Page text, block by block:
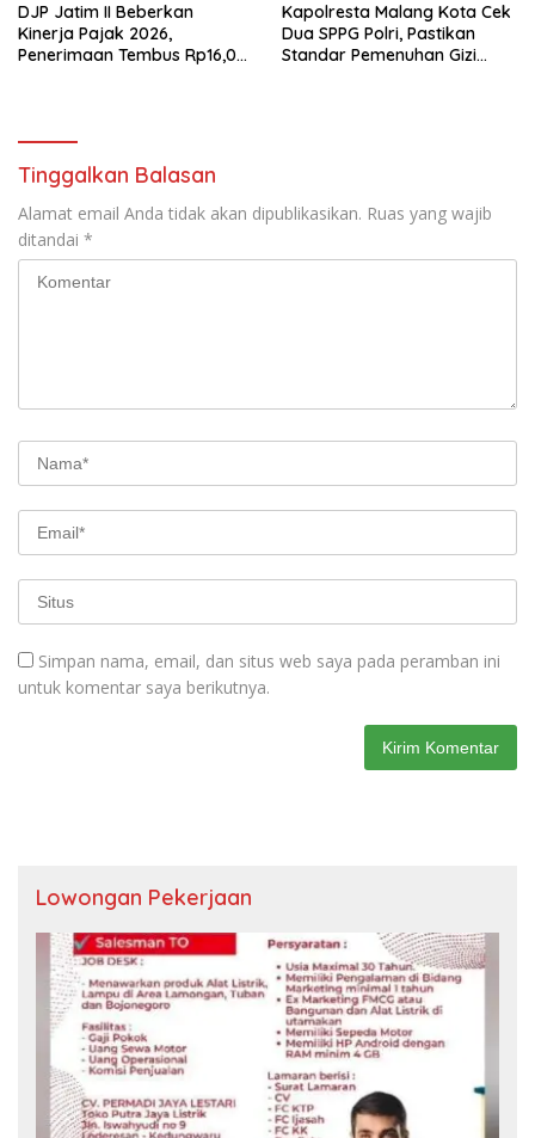
DJP Jatim II Beberkan
Kinerja Pajak 2026,
Penerimaan Tembus Rp16,08
Kapolresta Malang Kota Cek
Dua SPPG Polri, Pastikan
Standar Pemenuhan Gizi
Tinggalkan Balasan
Alamat email Anda tidak akan dipublikasikan. Ruas yang wajib
ditandai *
Simpan nama, email, dan situs web saya pada peramban ini
untuk komentar saya berikutnya.
Lowongan Pekerjaan